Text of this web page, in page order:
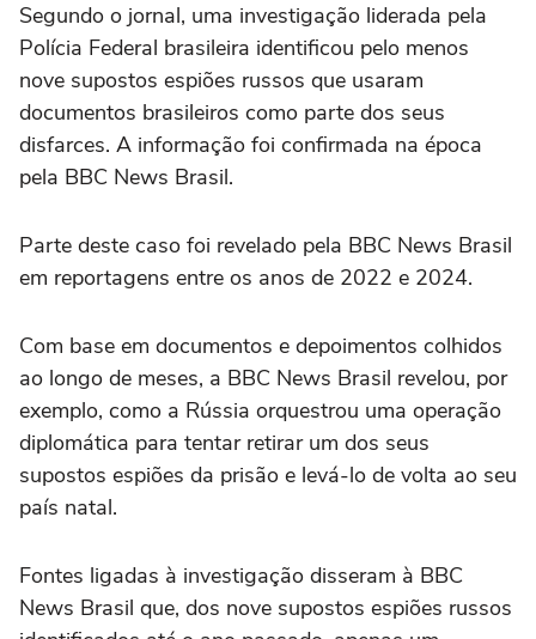
Segundo o jornal, uma investigação liderada pela
Polícia Federal brasileira identificou pelo menos
nove supostos espiões russos que usaram
documentos brasileiros como parte dos seus
disfarces. A informação foi confirmada na época
pela BBC News Brasil.
Parte deste caso foi revelado pela BBC News Brasil
em reportagens entre os anos de 2022 e 2024.
Com base em documentos e depoimentos colhidos
ao longo de meses, a BBC News Brasil revelou, por
exemplo, como a Rússia orquestrou uma operação
diplomática para tentar retirar um dos seus
supostos espiões da prisão e levá-lo de volta ao seu
país natal.
Fontes ligadas à investigação disseram à BBC
News Brasil que, dos nove supostos espiões russos